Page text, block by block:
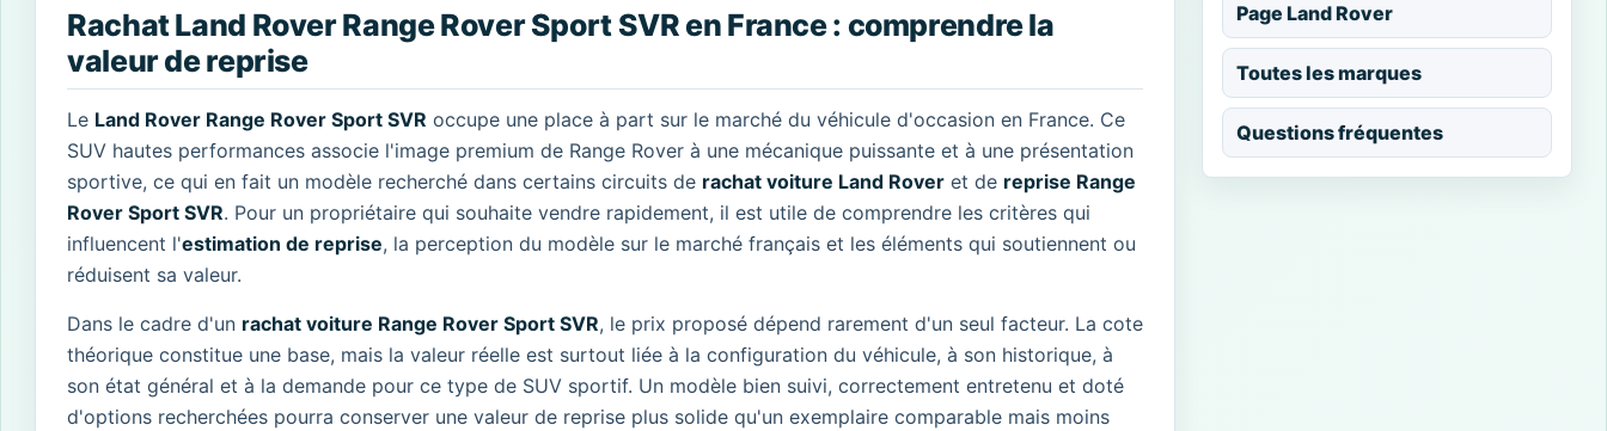
Rachat Land Rover Range Rover Sport SVR en France : comprendre la
valeur de reprise
Le Land Rover Range Rover Sport SVR occupe une place à part sur le marché du véhicule d'occasion en France. Ce
SUV hautes performances associe l'image premium de Range Rover à une mécanique puissante et à une présentation
sportive, ce qui en fait un modèle recherché dans certains circuits de rachat voiture Land Rover et de reprise Range
Rover Sport SVR. Pour un propriétaire qui souhaite vendre rapidement, il est utile de comprendre les critères qui
influencent l'estimation de reprise, la perception du modèle sur le marché français et les éléments qui soutiennent ou
réduisent sa valeur.
Dans le cadre d'un rachat voiture Range Rover Sport SVR, le prix proposé dépend rarement d'un seul facteur. La cote
théorique constitue une base, mais la valeur réelle est surtout liée à la configuration du véhicule, à son historique, à
son état général et à la demande pour ce type de SUV sportif. Un modèle bien suivi, correctement entretenu et doté
d'options recherchées pourra conserver une valeur de reprise plus solide qu'un exemplaire comparable mais moins
Page Land Rover
Toutes les marques
Questions fréquentes